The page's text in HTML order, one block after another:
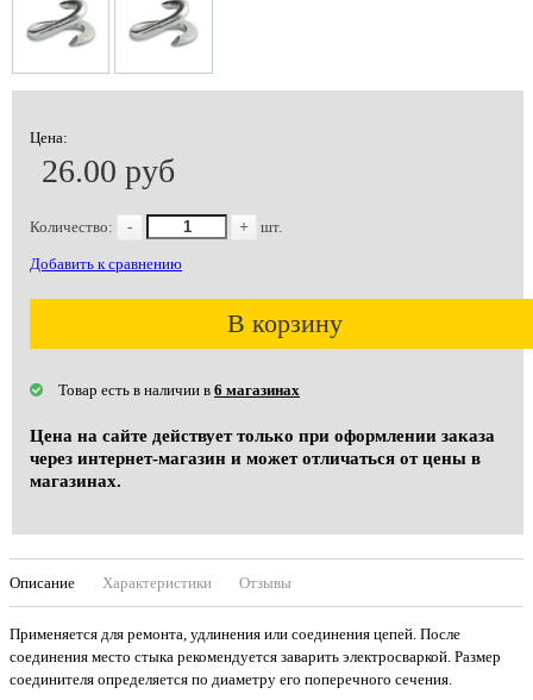
Цена:
26.00 руб
Количество: - + шт.
Добавить к сравнению
В корзину
Товар есть в наличии в 6 магазинах
Цена на сайте действует только при оформлении заказа
через интернет-магазин и может отличаться от цены в
магазинах.
Описание Характеристики Отзывы
Применяется для ремонта, удлинения или соединения цепей. После
соединения место стыка рекомендуется заварить электросваркой. Размер
соединителя определяется по диаметру его поперечного сечения.